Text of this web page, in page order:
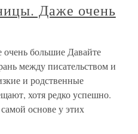
Даже очень
большие Давайте
между писательством и
и родственные
хотя редко успешно.
основе у этих